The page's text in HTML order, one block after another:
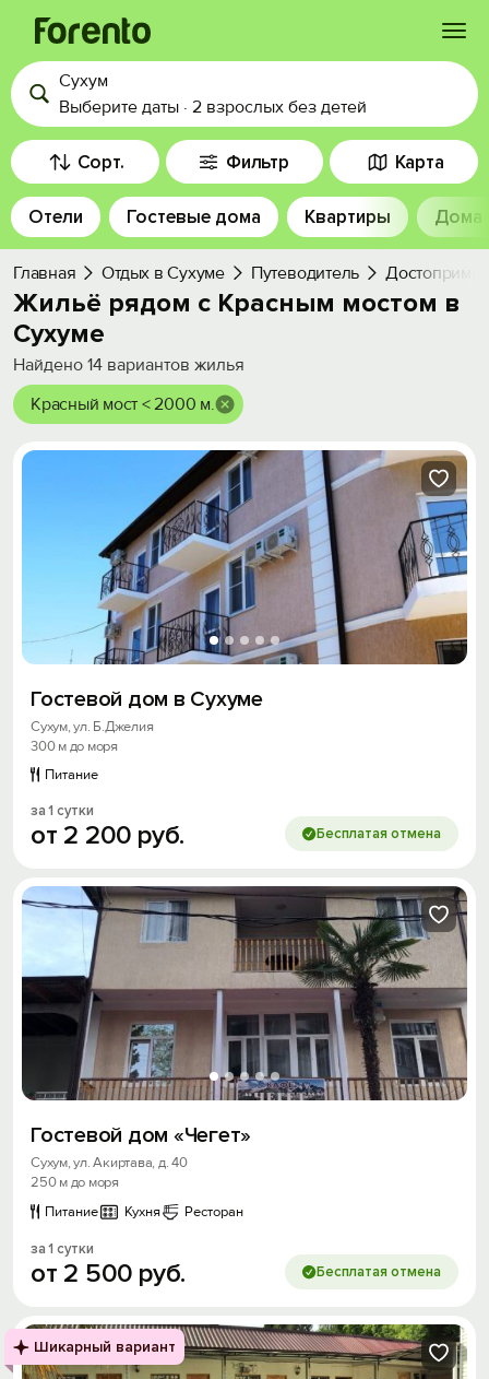
Войти
Избранное
История просмотра
Добавить свой объект
Сухум
Выберите даты · 2 взрослых без детей
Сорт. Фильтр Карта
Отели Гостевые дома Квартиры Дома
Главная Отдых в Сухуме Путеводитель
Жильё рядом с Красным мостом в
Сухуме
Найдено 14 вариантов жилья
Красный мост < 2000 м.
Гостевой дом в Сухуме
Сухум, ул. Б.Джелия
300 м до моря
Питание
за 1 сутки
от 2 200 руб. Бесплатая отмена
Гостевой дом «Чегет»
Сухум, ул. Акиртава, д. 40
250 м до моря
Питание
Кухня Ресторан
за 1 сутки
от 2 500 руб. Бесплатая отмена
Шикарный вариант